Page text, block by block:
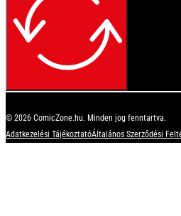
© 2026 ComicZone.hu. Minden jog fenntartva.
Adatkezelési TájékoztatóÁltalános Szerződési